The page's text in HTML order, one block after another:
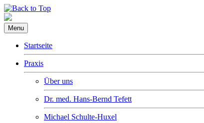
Menu
Startseite
Praxis
Über uns
Dr. med. Hans-Bernd Tefett
Michael Schulte-Huxel